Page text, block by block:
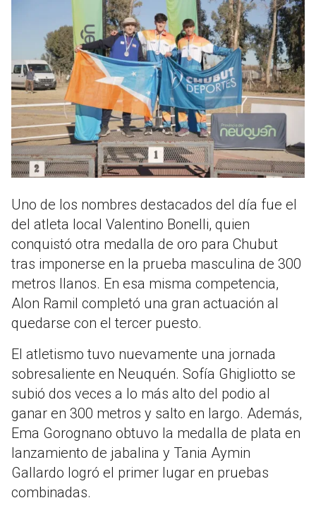
Uno de los nombres destacados del día fue el
del atleta local Valentino Bonelli, quien
conquistó otra medalla de oro para Chubut
tras imponerse en la prueba masculina de 300
metros llanos. En esa misma competencia,
Alon Ramil completó una gran actuación al
quedarse con el tercer puesto.
El atletismo tuvo nuevamente una jornada
sobresaliente en Neuquén. Sofía Ghigliotto se
subió dos veces a lo más alto del podio al
ganar en 300 metros y salto en largo. Además,
Ema Gorognano obtuvo la medalla de plata en
lanzamiento de jabalina y Tania Aymin
Gallardo logró el primer lugar en pruebas
combinadas.